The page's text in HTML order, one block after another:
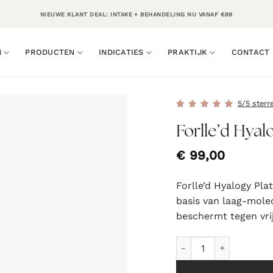
NIEUWE KLANT DEAL: INTAKE + BEHANDELING NU VANAF €89
PRODUCTEN INDICATIES PRAKTIJK CONTACT
5/5
Forlle’d
€ 99,00
Forlle’d Hyalogy
basis van laag-
beschermt tegen